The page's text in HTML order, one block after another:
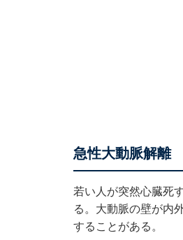
急性大動脈解離
若い人が突然心臓死
る。大動脈の壁が内
することがある。